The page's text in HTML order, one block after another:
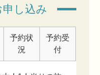
し込み
予約状
況
予約受
付